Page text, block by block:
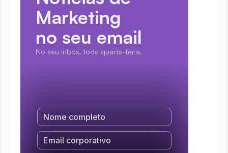
Marketing
no seu email
No seu inbox, toda quarta-feira.